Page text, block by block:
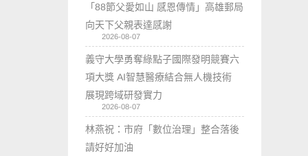
「88節父愛如山 感恩傳情」高雄郵局
向天下父親表達感謝
2026-08-07
義守大學勇奪綠點子國際發明競賽六
項大獎 AI智慧醫療結合無人機技術
展現跨域研發實力
2026-08-07
林燕祝：市府「數位治理」整合落後
請好好加油